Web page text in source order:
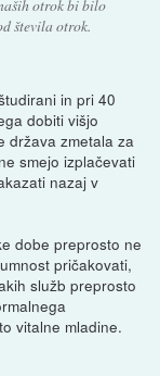
otrok bi bilo
števila otrok.
in pri 40
dobiti višjo
država zmetala za
smejo izplačevati
nazaj v
dobe preprosto ne
pričakovati,
služb preprosto
vitalne mladine.